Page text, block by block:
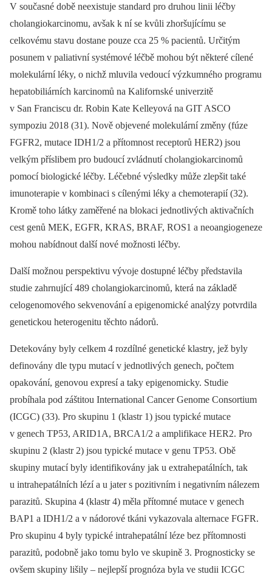
V současné době neexistuje standard pro druhou linii léčby
cholangiokarcinomu, avšak k ní se kvůli zhoršujícímu se
celkovému stavu dostane pouze cca 25 % pacientů. Určitým
posunem v paliativní systémové léčbě mohou být některé cílené
molekulární léky, o nichž mluvila vedoucí výzkumného programu
hepatobiliárních karcinomů na Kalifornské univerzitě
v San Franciscu dr. Robin Kate Kelleyová na GIT ASCO
sympoziu 2018 (31). Nově objevené molekulární změny (fúze
FGFR2, mutace IDH1/2 a přítomnost receptorů HER2) jsou
velkým příslibem pro budoucí zvládnutí cholangiokarcinomů
pomocí biologické léčby. Léčebné výsledky může zlepšit také
imunoterapie v kombinaci s cílenými léky a chemoterapií (32).
Kromě toho látky zaměřené na blokaci jednotlivých aktivačních
cest genů MEK, EGFR, KRAS, BRAF, ROS1 a neoangiogeneze
mohou nabídnout další nové možnosti léčby.
Další možnou perspektivu vývoje dostupné léčby představila
studie zahrnující 489 cholangiokarcinomů, která na základě
celogenomového sekvenování a epigenomické analýzy potvrdila
genetickou heterogenitu těchto nádorů.
Detekovány byly celkem 4 rozdílné genetické klastry, jež byly
definovány dle typu mutací v jednotlivých genech, počtem
opakování, genovou expresí a taky epigenomicky. Studie
probíhala pod záštitou International Cancer Genome Consortium
(ICGC) (33). Pro skupinu 1 (klastr 1) jsou typické mutace
v genech TP53, ARID1A, BRCA1/2 a amplifikace HER2. Pro
skupinu 2 (klastr 2) jsou typické mutace v genu TP53. Obě
skupiny mutací byly identifikovány jak u extrahepatálních, tak
u intrahepatálních lézí a u jater s pozitivním i negativním nálezem
parazitů. Skupina 4 (klastr 4) měla přítomné mutace v genech
BAP1 a IDH1/2 a v nádorové tkáni vykazovala alternace FGFR.
Pro skupinu 4 byly typické intrahepatální léze bez přítomnosti
parazitů, podobně jako tomu bylo ve skupině 3. Prognosticky se
ovšem skupiny lišily –⁠ nejlepší prognóza byla ve studii ICGC